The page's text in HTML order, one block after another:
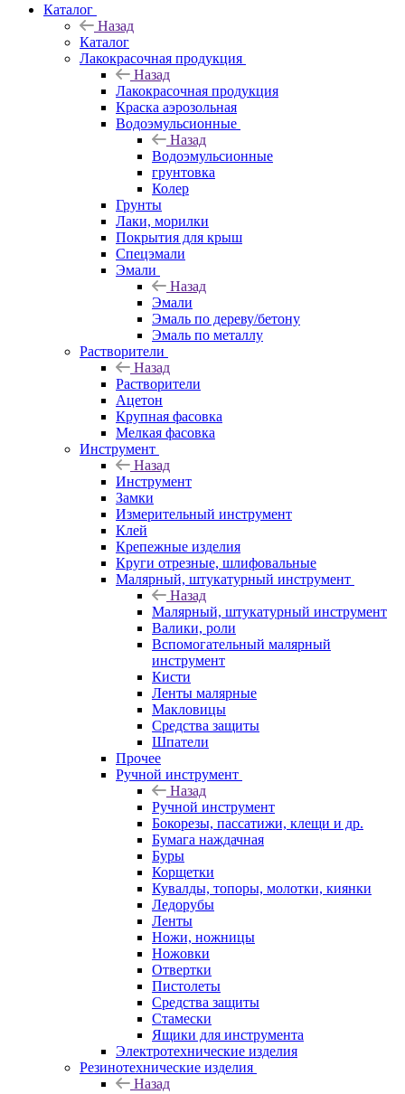
Каталог
Назад
Каталог
Лакокрасочная продукция
Назад
Лакокрасочная продукция
Краска аэрозольная
Водоэмульсионные
Назад
Водоэмульсионные
грунтовка
Колер
Грунты
Лаки, морилки
Покрытия для крыш
Спецэмали
Эмали
Назад
Эмали
Эмаль по дереву/бетону
Эмаль по металлу
Растворители
Назад
Растворители
Ацетон
Крупная фасовка
Мелкая фасовка
Инструмент
Назад
Инструмент
Замки
Измерительный инструмент
Клей
Крепежные изделия
Круги отрезные, шлифовальные
Малярный, штукатурный инструмент
Назад
Малярный, штукатурный инструмент
Валики, роли
Вспомогательный малярный
инструмент
Кисти
Ленты малярные
Макловицы
Средства защиты
Шпатели
Прочее
Ручной инструмент
Назад
Ручной инструмент
Бокорезы, пассатижи, клещи и др.
Бумага наждачная
Буры
Корщетки
Кувалды, топоры, молотки, киянки
Ледорубы
Ленты
Ножи, ножницы
Ножовки
Отвертки
Пистолеты
Средства защиты
Стамески
Ящики для инструмента
Электротехнические изделия
Резинотехнические изделия
Назад